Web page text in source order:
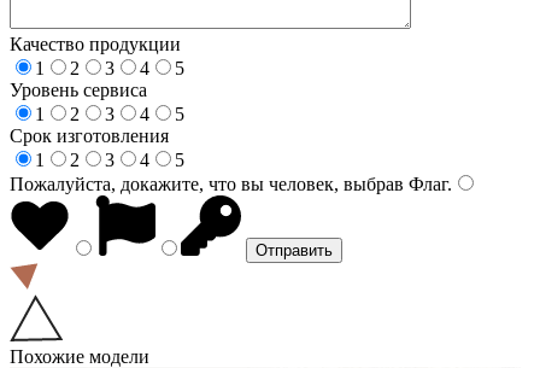
Качество продукции
1
2 3 4
5
Уровень сервиса
1
2 3 4
5
Срок изготовления
1
2 3 4
5
Пожалуйста, докажите, что вы человек, выбрав Флаг.
Похожие модели